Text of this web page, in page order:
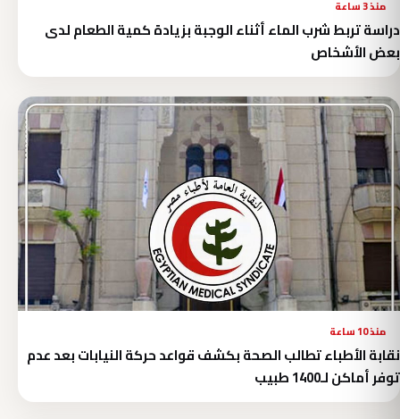
منذ 3 ساعة
دراسة تربط شرب الماء أثناء الوجبة بزيادة كمية الطعام لدى
بعض الأشخاص
منذ 10 ساعة
نقابة الأطباء تطالب الصحة بكشف قواعد حركة النيابات بعد عدم
توفر أماكن لـ1400 طبيب